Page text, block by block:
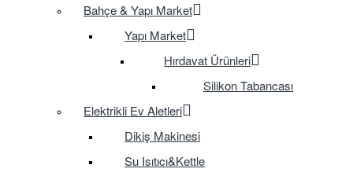
Bahçe & Yapı Market
Yapı Market
Hırdavat Ürünleri
Silikon Tabancası
Elektrikli Ev Aletleri
Dikiş Makinesi
Su Isıtıcı&Kettle